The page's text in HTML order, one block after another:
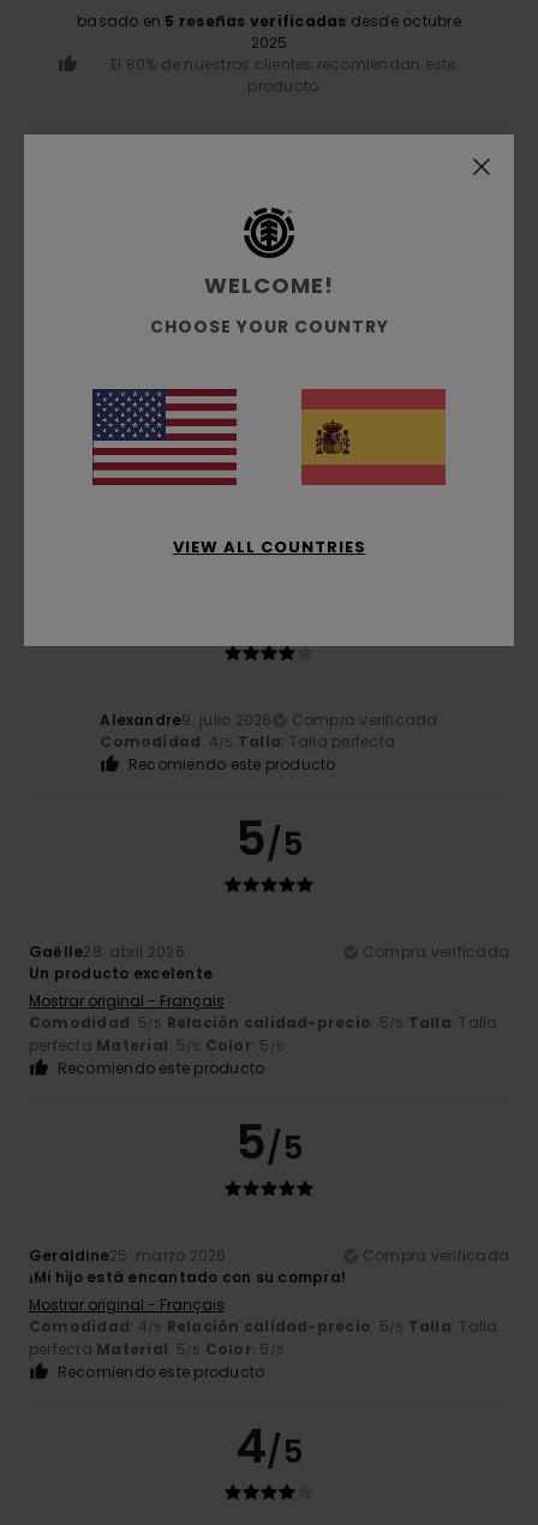
basado en 5 reseñas verificadas desde octubre
2025
El 80% de nuestros clientes recomiendan este
producto
Relación calidad-precio
Demasiado pequeño
Demasiado grande
Alexandre9. julio 2026
Compra verificada
Comodidad: 4/5 Talla: Talla perfecta
Recomiendo este producto
5/5
Gaëlle28. abril 2026
Compra verificada
Un producto excelente
Mostrar original - Français
Comodidad: 5/5 Relación calidad-precio: 5/5 Talla: Talla
perfecta Material: 5/5 Color: 5 /5
Recomiendo este producto
5/5
Geraldine25. marzo 2026
Compra verificada
¡Mi hijo está encantado con su compra!
Mostrar original - Français
Comodidad: 4/5 Relación calidad-precio: 5/5 Talla: Talla
perfecta Material: 5/5 Color: 5 /5
Recomiendo este producto
4/5
WELCOME!
CHOOSE YOUR COUNTRY
VIEW ALL COUNTRIES